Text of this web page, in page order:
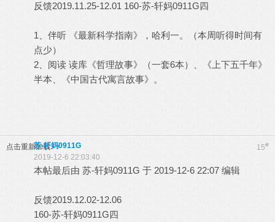
反馈2019.11.25-12.01 160-苏-轩妈0911G四
1、伴听 《最新科学指南》，哈利一。（本周听得时间有
点少）
2、阅读 读库《哲理故事》（一套6本）、《上下五千年》
半本、《中国古代寓言故事》。
点击重新加载 15#
苏-轩妈0911G
2019-12-6 22:03:40
本帖最后由 苏-轩妈0911G 于 2019-12-6 22:07 编辑
反馈2019.12.02-12.06
160-苏-轩妈0911G四